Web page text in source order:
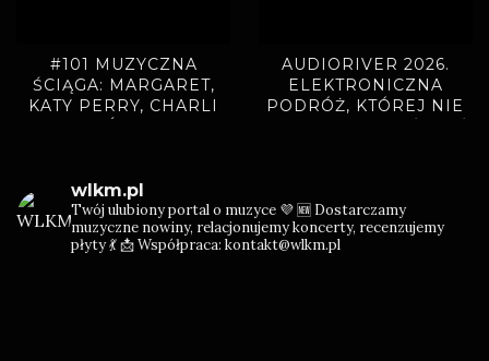
#101 MUZYCZNA
ŚCIĄGA: MARGARET,
KATY PERRY, CHARLI
AUDIORIVER 2026.
ELEKTRONICZNA
PODRÓŻ, KTÓREJ NIE
wlkm.pl
Twój ulubiony portal o muzyce 💜 🆕 Dostarczamy
muzyczne nowiny, relacjonujemy koncerty, recenzujemy
płyty 💃📩 Współpraca: kontakt@wlkm.pl